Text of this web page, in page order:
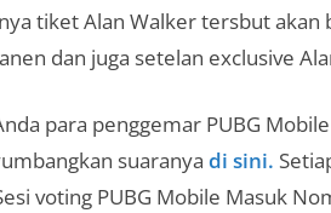
tiket Alan Walker tersbut
dan juga setelan exclusive
para penggemar PUBG
suaranya di sini.
voting PUBG Mobile Masuk